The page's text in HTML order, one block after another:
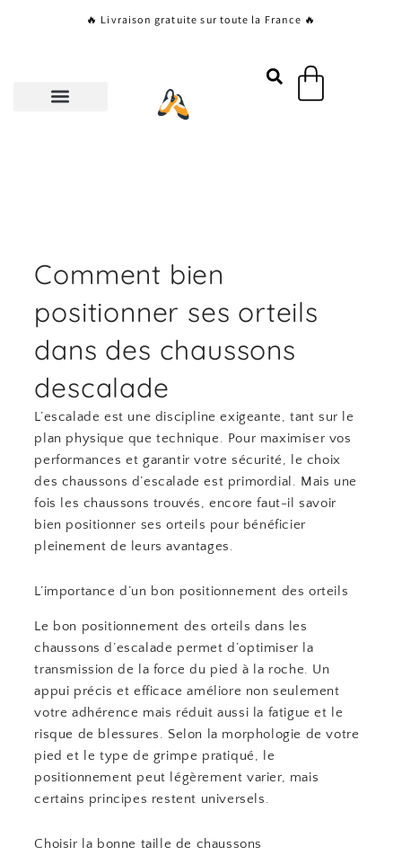
🔥 Livraison gratuite sur toute la France 🔥
Panier
Comment bien
positionner ses orteils
dans des chaussons
descalade
L’escalade est une discipline exigeante, tant sur le
plan physique que technique. Pour maximiser vos
performances et garantir votre sécurité, le choix
des chaussons d’escalade est primordial. Mais une
fois les chaussons trouvés, encore faut-il savoir
bien positionner ses orteils pour bénéficier
pleinement de leurs avantages.
L’importance d’un bon positionnement des orteils
Le bon positionnement des orteils dans les
chaussons d’escalade permet d’optimiser la
transmission de la force du pied à la roche. Un
appui précis et efficace améliore non seulement
votre adhérence mais réduit aussi la fatigue et le
risque de blessures. Selon la morphologie de votre
pied et le type de grimpe pratiqué, le
positionnement peut légèrement varier, mais
certains principes restent universels.
Choisir la bonne taille de chaussons